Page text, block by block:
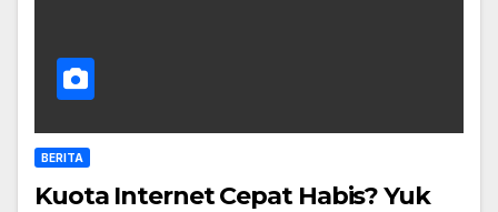
BERITA
Kuota Internet Cepat Habis? Yuk